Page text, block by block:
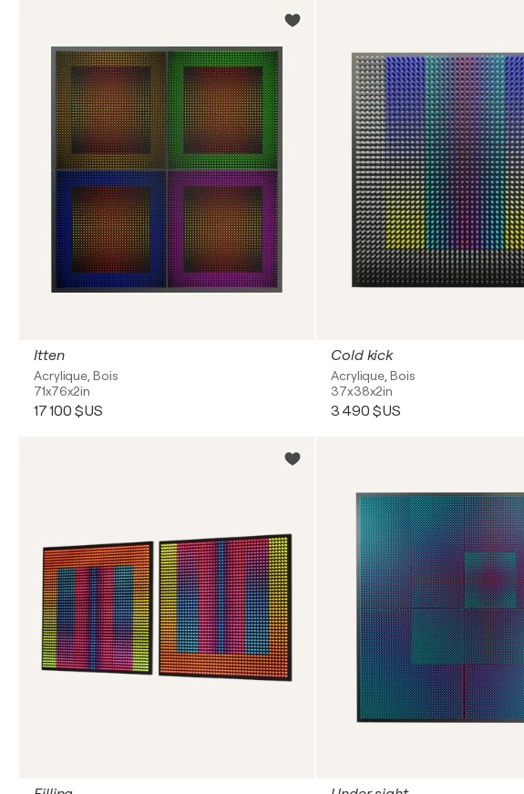
Itten
Acrylique, Bois
71x76x2in
17 100 $US
Cold kick
Acrylique, Bois
37x38x2in
3 490 $US